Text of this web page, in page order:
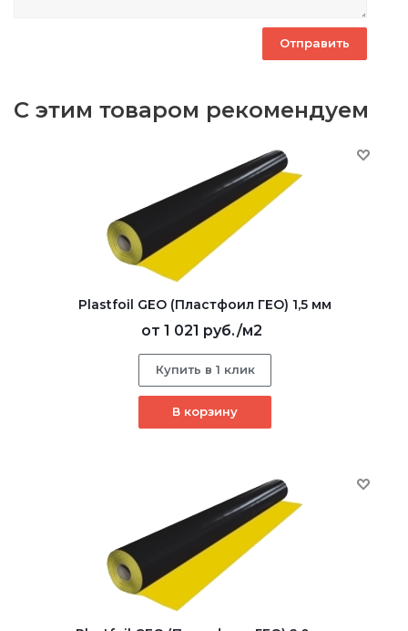
С этим товаром рекомендуем
Plastfoil GEO (Пластфоил ГЕО) 1,5 мм
от 1 021 руб./м2
Купить в 1 клик
В корзину